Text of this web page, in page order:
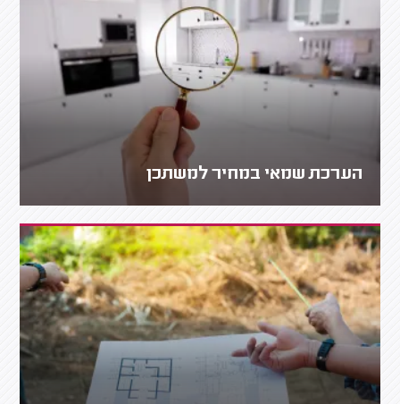
הערכת שמאי במחיר למשתכן